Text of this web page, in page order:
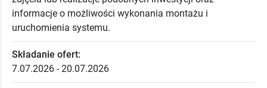
informacje o możliwości wykonania montażu i
uruchomienia systemu.
Składanie ofert:
7.07.2026 - 20.07.2026